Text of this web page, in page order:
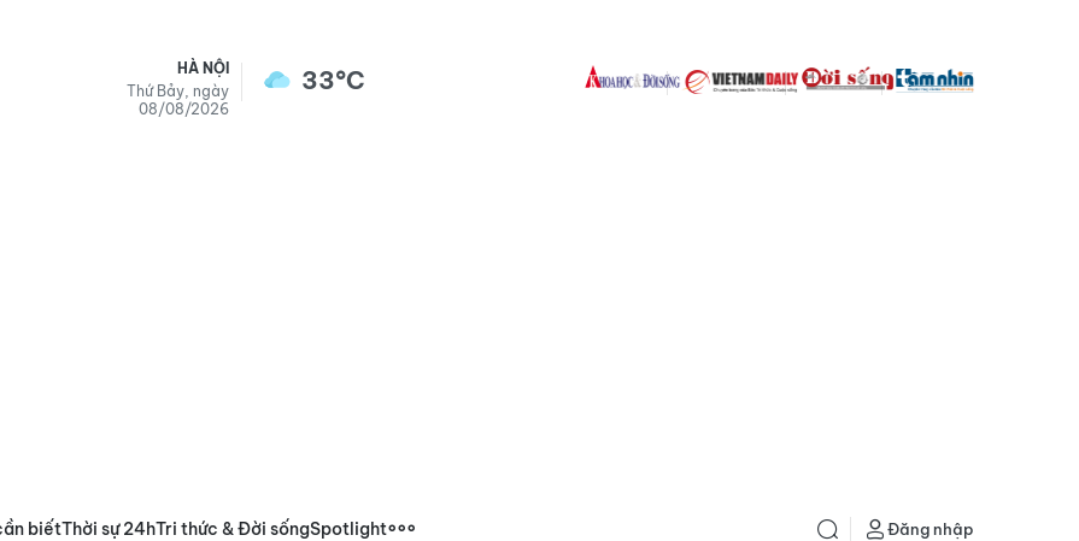
HÀ NỘI
Thứ Bảy, ngày
08/08/2026
33°C
biếtThời sự 24hTri thức & Đời sốngSpotlight Đăng nhập